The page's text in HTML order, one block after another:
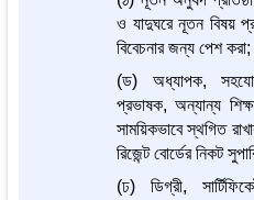
ও যাদুঘরে নূতন বিষয়
বিবেচনার জন্য পেশ করা;
(ড) অধ্যাপক,
প্রভাষক, অন্যান্য
সাময়িকভাবে স্থগিত
রিজেন্ট বোর্ডের নিকট
(ঢ) ডিগ্রী,